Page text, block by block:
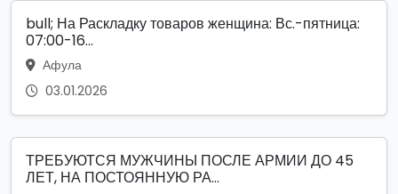
bull; На Раскладку товаров женщина: Вс.-пятница:
07:00-16...
Афула
03.01.2026
ТРЕБУЮТСЯ МУЖЧИНЫ ПОСЛЕ АРМИИ ДО 45
ЛЕТ, НА ПОСТОЯННУЮ РА...